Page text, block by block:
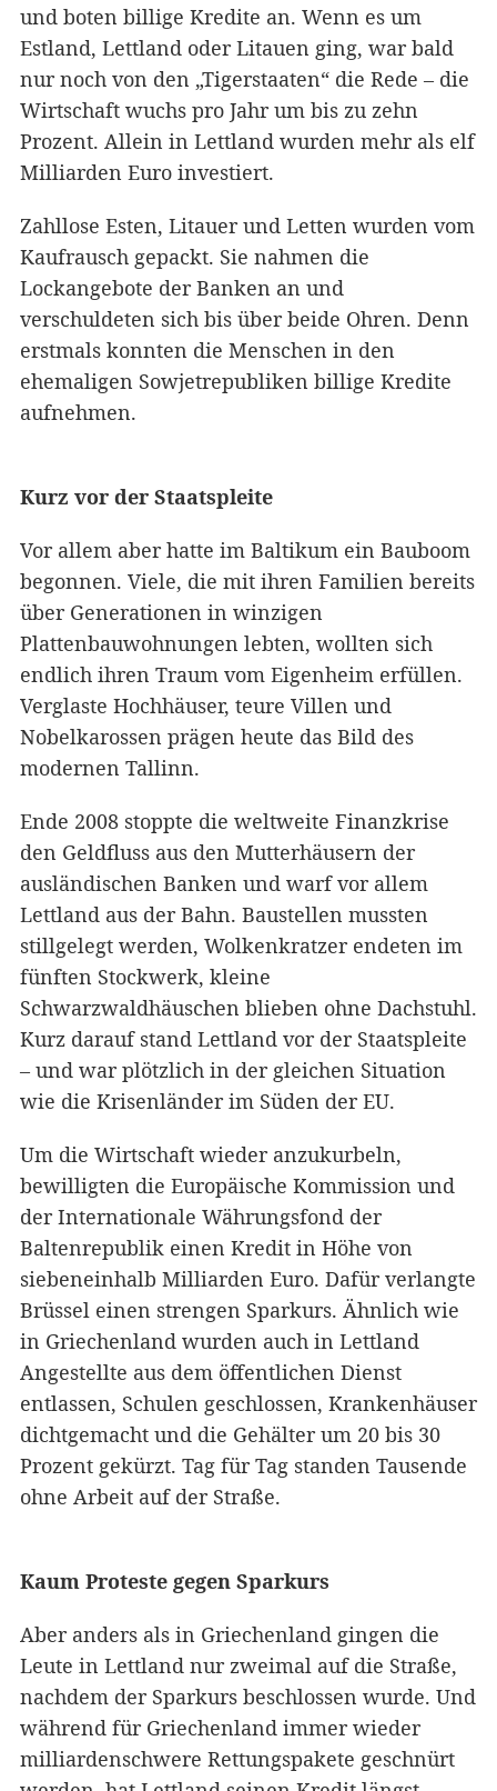
und boten billige Kredite an. Wenn es um
Estland, Lettland oder Litauen ging, war bald
nur noch von den „Tigerstaaten“ die Rede – die
Wirtschaft wuchs pro Jahr um bis zu zehn
Prozent. Allein in Lettland wurden mehr als elf
Milliarden Euro investiert.
Zahllose Esten, Litauer und Letten wurden vom
Kaufrausch gepackt. Sie nahmen die
Lockangebote der Banken an und
verschuldeten sich bis über beide Ohren. Denn
erstmals konnten die Menschen in den
ehemaligen Sowjetrepubliken billige Kredite
aufnehmen.
Kurz vor der Staatspleite
Vor allem aber hatte im Baltikum ein Bauboom
begonnen. Viele, die mit ihren Familien bereits
über Generationen in winzigen
Plattenbauwohnungen lebten, wollten sich
endlich ihren Traum vom Eigenheim erfüllen.
Verglaste Hochhäuser, teure Villen und
Nobelkarossen prägen heute das Bild des
modernen Tallinn.
Ende 2008 stoppte die weltweite Finanzkrise
den Geldfluss aus den Mutterhäusern der
ausländischen Banken und warf vor allem
Lettland aus der Bahn. Baustellen mussten
stillgelegt werden, Wolkenkratzer endeten im
fünften Stockwerk, kleine
Schwarzwaldhäuschen blieben ohne Dachstuhl.
Kurz darauf stand Lettland vor der Staatspleite
– und war plötzlich in der gleichen Situation
wie die Krisenländer im Süden der EU.
Um die Wirtschaft wieder anzukurbeln,
bewilligten die Europäische Kommission und
der Internationale Währungsfond der
Baltenrepublik einen Kredit in Höhe von
siebeneinhalb Milliarden Euro. Dafür verlangte
Brüssel einen strengen Sparkurs. Ähnlich wie
in Griechenland wurden auch in Lettland
Angestellte aus dem öffentlichen Dienst
entlassen, Schulen geschlossen, Krankenhäuser
dichtgemacht und die Gehälter um 20 bis 30
Prozent gekürzt. Tag für Tag standen Tausende
ohne Arbeit auf der Straße.
Kaum Proteste gegen Sparkurs
Aber anders als in Griechenland gingen die
Leute in Lettland nur zweimal auf die Straße,
nachdem der Sparkurs beschlossen wurde. Und
während für Griechenland immer wieder
milliardenschwere Rettungspakete geschnürt